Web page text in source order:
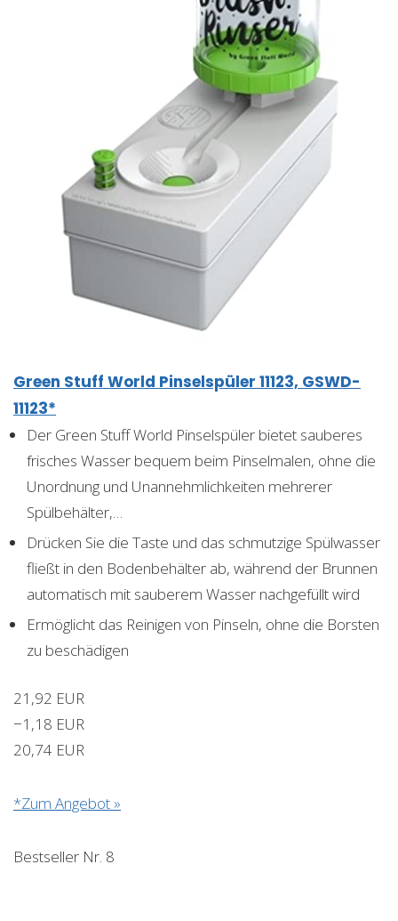
Green Stuff World Pinselspüler 11123, GSWD-
11123*
Der Green Stuff World Pinselspüler bietet sauberes
frisches Wasser bequem beim Pinselmalen, ohne die
Unordnung und Unannehmlichkeiten mehrerer
Spülbehälter,…
Drücken Sie die Taste und das schmutzige Spülwasser
fließt in den Bodenbehälter ab, während der Brunnen
automatisch mit sauberem Wasser nachgefüllt wird
Ermöglicht das Reinigen von Pinseln, ohne die Borsten
zu beschädigen
21,92 EUR
−1,18 EUR
20,74 EUR
*Zum Angebot »
Bestseller Nr. 8